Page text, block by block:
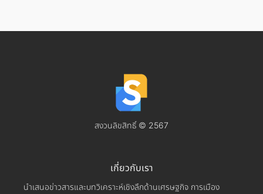
สงวนลิขสิทธิ์ © 2567
เกี่ยวกับเรา
นำเสนอข่าวสารและบทวิเคราะห์เชิงลึกด้านเศรษฐกิจ การเมือง